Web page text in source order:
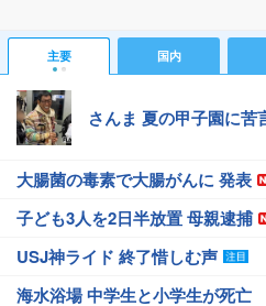
主要 国内
さんま 夏の甲子園に苦
大腸菌の毒素で大腸がんに 発表
子ども3人を2日半放置 母親逮捕
USJ神ライド 終了惜しむ声
海水浴場 中学生と小学生が死亡